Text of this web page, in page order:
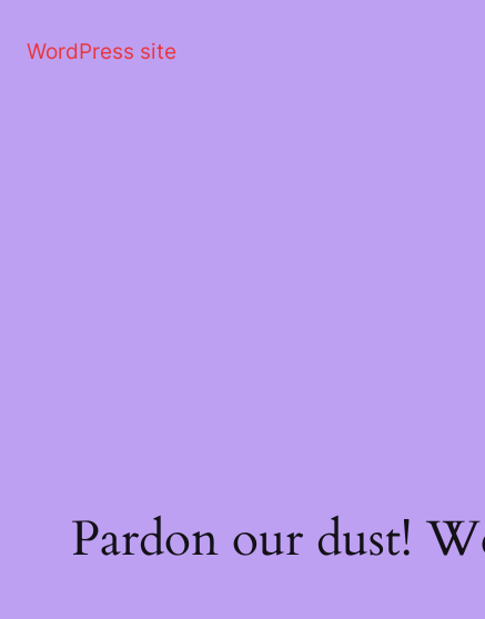
περιεχόμενο
WordPress site
Pardon our dust!